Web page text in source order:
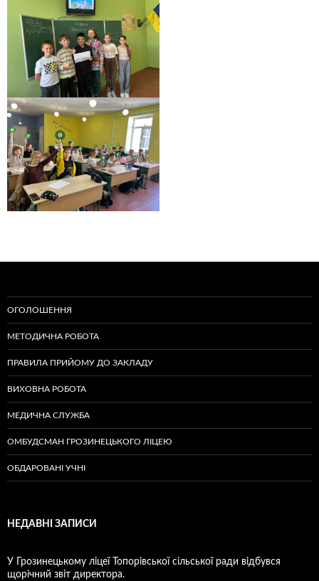
ОГОЛОШЕННЯ
МЕТОДИЧНА РОБОТА
ПРАВИЛА ПРИЙОМУ ДО ЗАКЛАДУ
ВИХОВНА РОБОТА
МЕДИЧНА СЛУЖБА
ОМБУДСМАН ГРОЗИНЕЦЬКОГО ЛІЦЕЮ
ОБДАРОВАНІ УЧНІ
НЕДАВНІ ЗАПИСИ
У Грозинецькому ліцеї Топорівської сільської ради відбувся
щорічний звіт директора.